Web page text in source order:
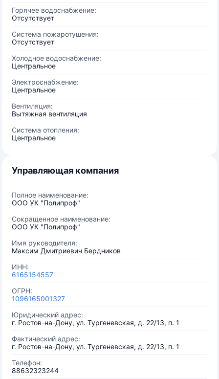
Горячее водоснабжение:
Отсутствует
Система пожаротушения:
Отсутствует
Холодное водоснабжение:
Центральное
Электроснабжение:
Центральное
Вентиляция:
Вытяжная вентиляция
Система отопления:
Центральное
Управляющая компания
Полное наименование:
ООО УК "Полипроф"
Сокращенное наименование:
ООО УК "Полипроф"
Имя руководителя:
Максим Дмитриевич Бердников
ИНН:
6165154557
ОГРН:
1096165001327
Юридический адрес:
г. Ростов-на-Дону, ул. Тургеневская, д. 22/13, п. 1
Фактический адрес:
г. Ростов-на-Дону, ул. Тургеневская, д. 22/13, п. 1
Телефон:
88632323244